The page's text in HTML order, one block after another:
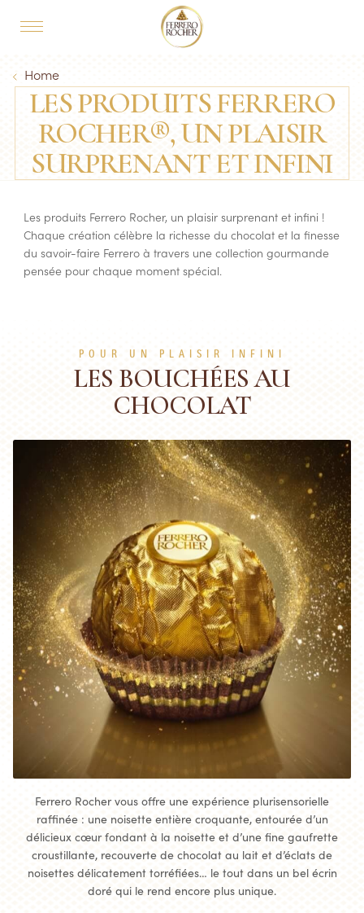
MAIN NAVIGATION
Breadcrumb
Home
LES PRODUITS FERRERO
ROCHER®, UN PLAISIR
SURPRENANT ET INFINI
Les produits Ferrero Rocher, un plaisir surprenant et infini !
Chaque création célèbre la richesse du chocolat et la finesse
du savoir-faire Ferrero à travers une collection gourmande
pensée pour chaque moment spécial.
POUR UN PLAISIR INFINI
LES BOUCHÉES AU
CHOCOLAT
Ferrero Rocher vous offre une expérience plurisensorielle
raffinée : une noisette entière croquante, entourée d’un
délicieux cœur fondant à la noisette et d’une fine gaufrette
croustillante, recouverte de chocolat au lait et d’éclats de
noisettes délicatement torréfiées… le tout dans un bel écrin
doré qui le rend encore plus unique.